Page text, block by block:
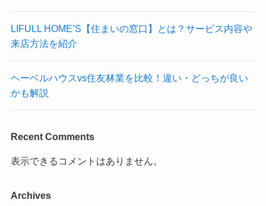
LIFULL HOME’S【住まいの窓口】とは？サービス内容や
来店方法を紹介
ヘーベルハウスvs住友林業を比較！違い・どっちが良い
かも解説
Recent Comments
表示できるコメントはありません。
Archives